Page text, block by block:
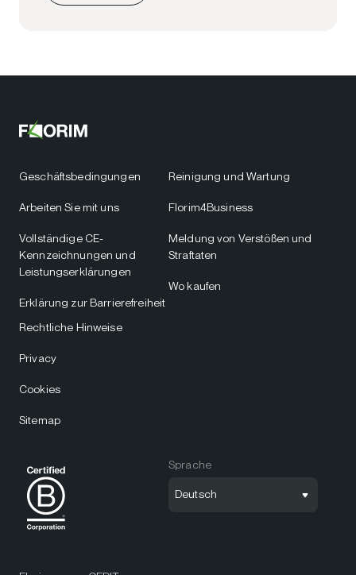
Geschäftsbedingungen
Arbeiten Sie mit uns
Vollständige CE-
Kennzeichnungen und
Leistungserklärungen
Erklärung zur Barrierefreiheit
Reinigung und Wartung
Florim4Business
Meldung von Verstößen und
Straftaten
Wo kaufen
Rechtliche Hinweise
Privacy
Cookies
Sitemap
Sprache
Deutsch